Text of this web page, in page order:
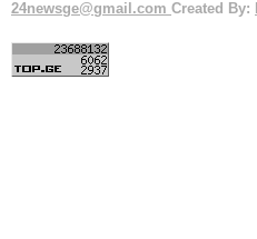
24newsge@gmail.com Created By: